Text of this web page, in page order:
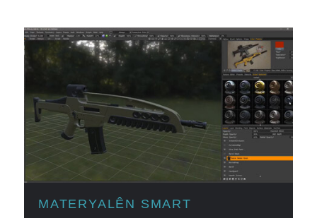
MATERYALÊN SMART